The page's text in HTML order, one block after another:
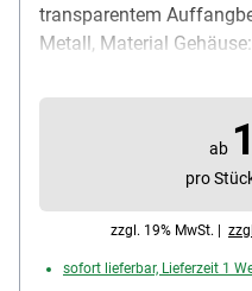
transparentem
Metall, Material
ab
pro
zzgl. 19% MwSt. |
sofort lieferbar, Lieferzeit 1